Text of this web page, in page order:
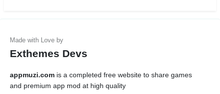
Exthemes Devs
appmuzi.com is a completed free website to share games
and premium app mod at high quality